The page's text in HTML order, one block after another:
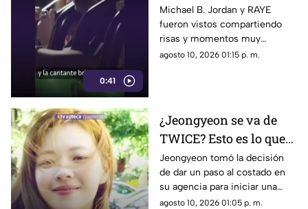
0:41
vistos en California y
encienden las alarmas
en el espectáculo
Michael B. Jordan y RAYE
fueron vistos compartiendo
risas y momentos muy
cercanos en un parque de
agosto 10, 2026 01:15 p. m.
¿Jeongyeon se va de
TWICE? Esto es lo que
se sabe sobre la
permanencia de la
integrante
Jeongyeon tomó la decisión
de dar un paso al costado en
su agencia para iniciar una
nueva etapa profesional;
agosto 10, 2026 01:05 p. m.